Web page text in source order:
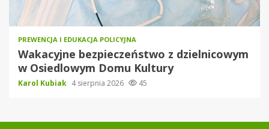
PREWENCJA I EDUKACJA POLICYJNA
Wakacyjne bezpieczeństwo z dzielnicowym
w Osiedlowym Domu Kultury
Karol Kubiak 4 sierpnia 2026 45